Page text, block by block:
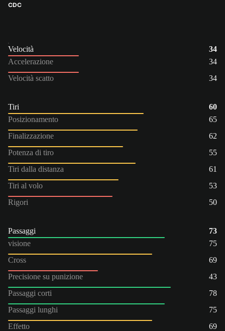
CDC
Velocità
34
Accelerazione
34
Velocità scatto
34
Tiri
60
Posizionamento
65
Finalizzazione
62
Potenza di tiro
55
Tiri dalla distanza
61
Tiri al volo
53
Rigori
50
Passaggi
73
visione
75
Cross
69
Precisione su punizione
43
Passaggi corti
78
Passaggi lunghi
75
Effetto
69